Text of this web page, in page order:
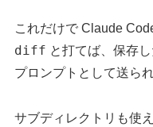
これだけで Claude
diff と打てば、保存
プロンプトとして送られ
サブディレクトリも使え